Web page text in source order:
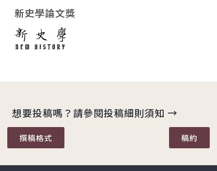
新史學論文獎
想要投稿嗎？請參閱投稿細則須知 →
撰稿格式 稿約